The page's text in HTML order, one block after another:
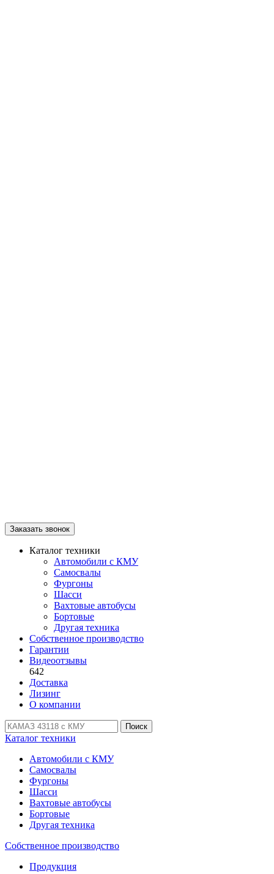
Заказать звонок
Каталог техники
Автомобили с КМУ
Самосвалы
Фургоны
Шасси
Вахтовые автобусы
Бортовые
Другая техника
Собственное производство
Гарантии
Видеоотзывы
642
Доставка
Лизинг
О компании
Поиск
Каталог техники
Автомобили с КМУ
Самосвалы
Фургоны
Шасси
Вахтовые автобусы
Бортовые
Другая техника
Собственное производство
Продукция